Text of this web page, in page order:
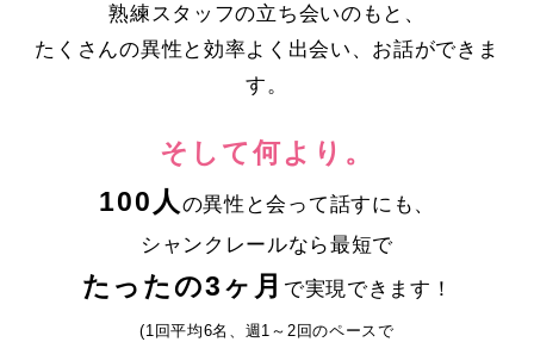
熟練スタッフの立ち会いのもと、
たくさんの異性と効率よく出会い、お話ができま
す。
そして何より。
100人の異性と会って話すにも、
シャンクレールなら最短で
たったの3ヶ月 で実現できます！
(1回平均6名、週1～2回のペースで